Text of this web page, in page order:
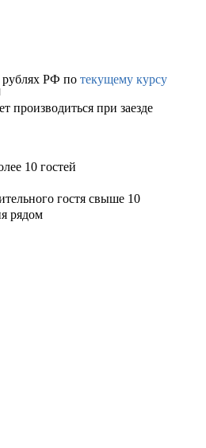
РФ по текущему курсу
производиться при заезде
10 гостей
гостя свыше 10
рядом